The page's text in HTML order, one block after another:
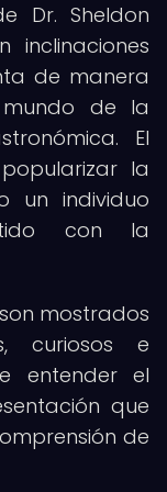
Dr. Sheldon
inclinaciones
de manera
de la
El
la
un individuo
con la
mostrados
curiosos e
entender el
que
de